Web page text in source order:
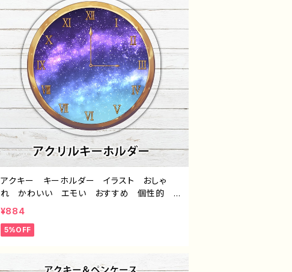
アクキー キーホルダー イラスト おしゃ
れ かわいい エモい おすすめ 個性的
綺麗 人気 イラストレーター クリエイタ
イトル：「星夜の時計」 作：星灯れぬ F-5
¥884
5%OFF